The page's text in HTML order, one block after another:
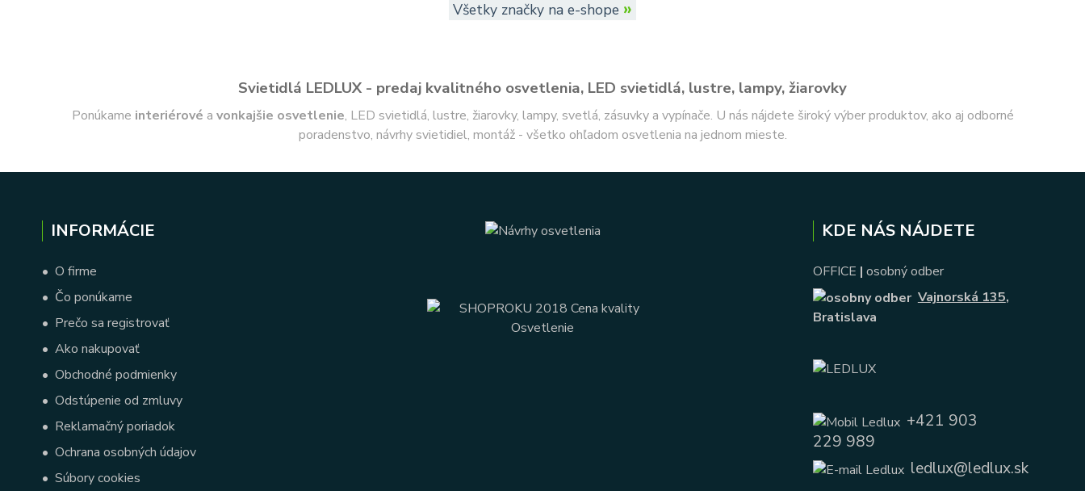
Všetky značky na e-shope »
Svietidlá LEDLUX - predaj kvalitného osvetlenia, LED svietidlá, lustre, lampy, žiarovky
Ponúkame interiérové a vonkajšie osvetlenie, LED svietidlá, lustre, žiarovky, lampy, svetlá, zásuvky a vypínače. U nás nájdete široký výber produktov, ako aj odborné
poradenstvo, návrhy svietidiel, montáž - všetko ohľadom osvetlenia na jednom mieste.
INFORMÁCIE
• O firme
• Čo ponúkame
• Prečo sa registrovať
• Ako nakupovať
• Obchodné podmienky
• Odstúpenie od zmluvy
• Reklamačný poriadok
• Ochrana osobných údajov
• Súbory cookies
KDE NÁS NÁJDETE
OFFICE | osobný odber
Vajnorská 135,
Bratislava
+421 903
229 989
ledlux@ledlux.sk